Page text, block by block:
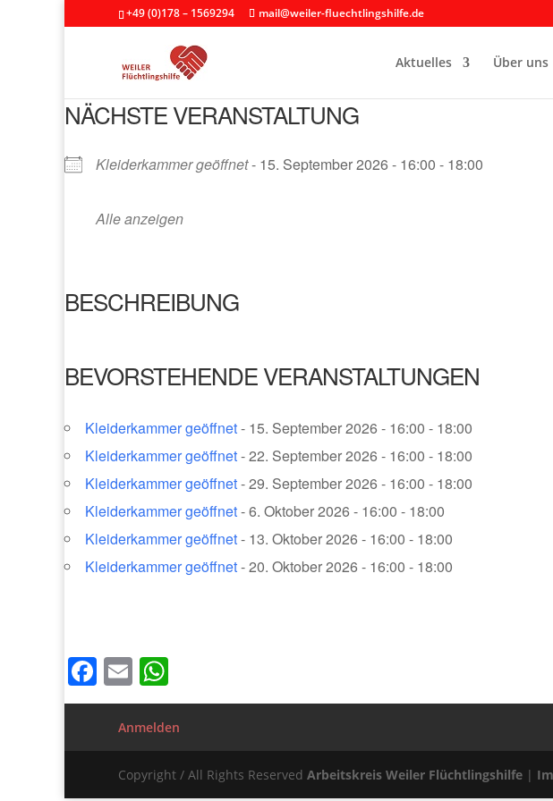
+49 (0)178 – 1569294 mail@weiler-fluechtlingshilfe.de
Aktuelles Über uns
NÄCHSTE VERANSTALTUNG
Kleiderkammer geöffnet- 15. September 2026 - 16:00 - 18:00
Alle anzeigen
BESCHREIBUNG
BEVORSTEHENDE VERANSTALTUNGEN
Kleiderkammer geöffnet- 15. September 2026 - 16:00 - 18:00
Kleiderkammer geöffnet- 22. September 2026 - 16:00 - 18:00
Kleiderkammer geöffnet- 29. September 2026 - 16:00 - 18:00
Kleiderkammer geöffnet- 6. Oktober 2026 - 16:00 - 18:00
Kleiderkammer geöffnet- 13. Oktober 2026 - 16:00 - 18:00
Kleiderkammer geöffnet- 20. Oktober 2026 - 16:00 - 18:00
Facebook
Email
Anmelden
Copyright / All Rights Reserved Arbeitskreis Weiler Flüchtlingshilfe |